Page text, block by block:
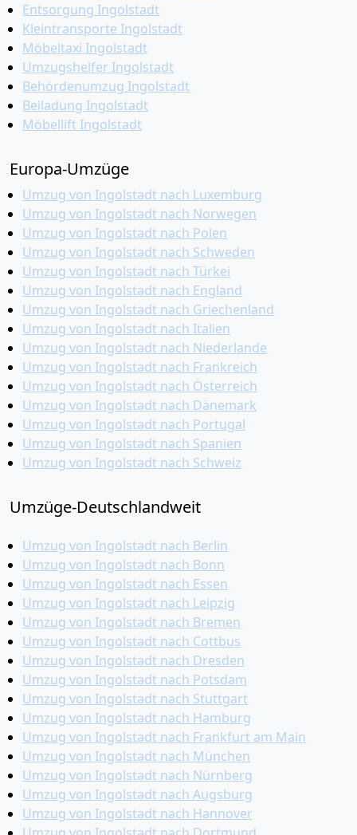
Entsorgung Ingolstadt
Kleintransporte Ingolstadt
Möbeltaxi Ingolstadt
Umzugshelfer Ingolstadt
Behördenumzug Ingolstadt
Beiladung Ingolstadt
Möbellift Ingolstadt
Europa-Umzüge
Umzug von Ingolstadt nach Luxemburg
Umzug von Ingolstadt nach Norwegen
Umzug von Ingolstadt nach Polen
Umzug von Ingolstadt nach Schweden
Umzug von Ingolstadt nach Türkei
Umzug von Ingolstadt nach England
Umzug von Ingolstadt nach Griechenland
Umzug von Ingolstadt nach Italien
Umzug von Ingolstadt nach Niederlande
Umzug von Ingolstadt nach Frankreich
Umzug von Ingolstadt nach Österreich
Umzug von Ingolstadt nach Dänemark
Umzug von Ingolstadt nach Portugal
Umzug von Ingolstadt nach Spanien
Umzug von Ingolstadt nach Schweiz
Umzüge-Deutschlandweit
Umzug von Ingolstadt nach Berlin
Umzug von Ingolstadt nach Bonn
Umzug von Ingolstadt nach Essen
Umzug von Ingolstadt nach Leipzig
Umzug von Ingolstadt nach Bremen
Umzug von Ingolstadt nach Cottbus
Umzug von Ingolstadt nach Dresden
Umzug von Ingolstadt nach Potsdam
Umzug von Ingolstadt nach Stuttgart
Umzug von Ingolstadt nach Hamburg
Umzug von Ingolstadt nach Frankfurt am Main
Umzug von Ingolstadt nach München
Umzug von Ingolstadt nach Nürnberg
Umzug von Ingolstadt nach Augsburg
Umzug von Ingolstadt nach Hannover